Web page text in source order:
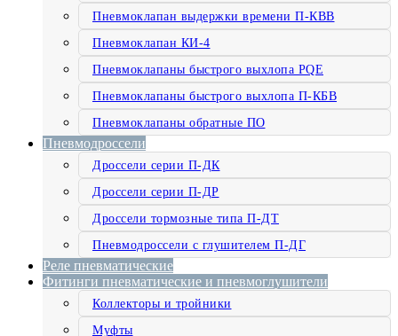
Пневмоклапан выдержки времени П-КВВ
Пневмоклапан КИ-4
Пневмоклапаны быстрого выхлопа PQE
Пневмоклапаны быстрого выхлопа П-КБВ
Пневмоклапаны обратные ПО
Пневмодроссели
Дроссели серии П-ДК
Дроссели серии П-ДР
Дроссели тормозные типа П-ДТ
Пневмодроссели с глушителем П-ДГ
Реле пневматические
Фитинги пневматические и пневмоглушители
Коллекторы и тройники
Муфты